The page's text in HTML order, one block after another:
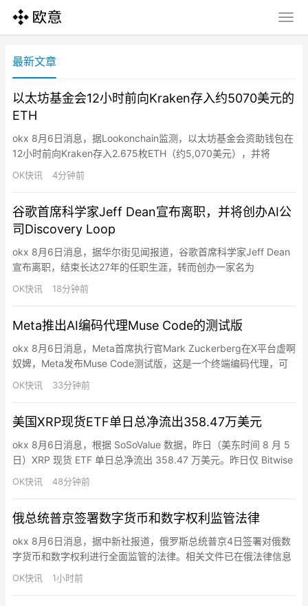
最新文章
以太坊基金会12小时前向Kraken存入约5070美元的
ETH
okx 8月6日消息，据Lookonchain监测，以太坊基金会资助钱包在
12小时前向Kraken存入2.675枚ETH（约5,070美元），并将
578.38枚ETH（约108万美元）转移至一个新的Gnosis Safe
Proxy钱包。
OK快讯 4分钟前
谷歌首席科学家Jeff Dean宣布离职，并将创办AI公
司Discovery Loop
okx 8月6日消息，据华尔街见闻报道，谷歌首席科学家Jeff Dean
宣布离职，结束长达27年的任职生涯，转而创办一家名为
Discovery Loop的AI初创公司，专注于自动化科学研究流程。与他
同行的还有三位谷歌资深科学家Oriol Vinyals、Quoc Le和Sanjay
Alpha…
OK快讯 18分钟前
Meta推出AI编码代理Muse Code的测试版
okx 8月6日消息，Meta首席执行官Mark Zuckerberg在X平台虚啊
奴婢，Meta发布Muse Code测试版，这是一个终端编码代理，可
处理大型代码库中的完整软件工程任务，包括规划变更、编写代码
和验证结果。Muse Code由编码模型Muse Spark 1.2驱动，运行多
功能记录每个模…
OK快讯 33分钟前
美国XRP现货ETF单日总净流出358.47万美元
okx 8月6日消息，根据 SoSoValue 数据，昨日（美东时间 8 月 5
日）XRP 现货 ETF 单日总净流出 358.47 万美元。昨日仅 Bitwise
XRP ETF(XRP) 净流出，单日净流出 358.47 万美元，目前历史总
净流入达 5.07 亿美元。截至发稿前，XRP 现货 ETF 总资产净值为
OK快讯 48分钟前
俄总统普京签署数字货币和数字权利监管法律
okx 8月6日消息，据中新社报道，俄罗斯总统普京4日签署对俄数
字货币和数字权利进行全面监管的法律。相关文件已在俄法律信息
网站发布。该法律明确了加密货币兑换平台、数字资产托管机构和
其他市场参与者的运营规则，规范了投资者购买加密货币的条件。
OK快讯 1小时前